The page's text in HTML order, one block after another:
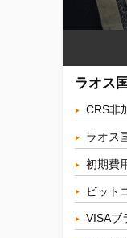
ラオス
CRS非
ラオス
初期費
ビット
VISAブ